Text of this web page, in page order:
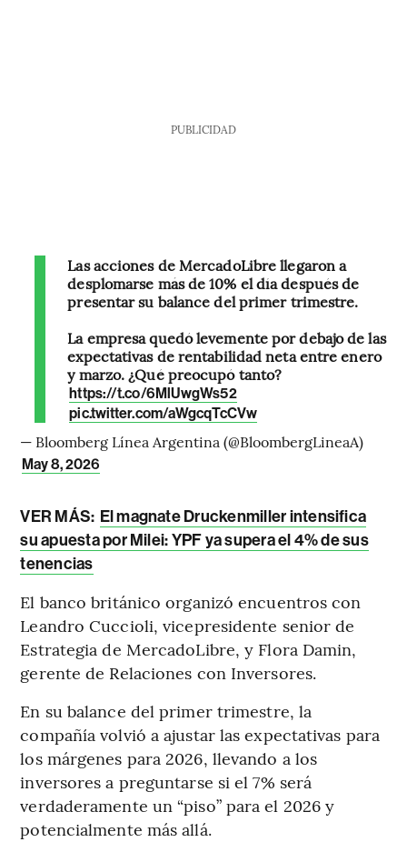
PUBLICIDAD
Las acciones de MercadoLibre llegaron a
desplomarse más de 10% el día después de
presentar su balance del primer trimestre.
La empresa quedó levemente por debajo de las
expectativas de rentabilidad neta entre enero
y marzo. ¿Qué preocupó tanto?
https://t.co/6MlUwgWs52
pic.twitter.com/aWgcqTcCVw
— Bloomberg Línea Argentina (@BloombergLineaA)
May 8, 2026
VER MÁS: El magnate Druckenmiller intensifica
su apuesta por Milei: YPF ya supera el 4% de sus
tenencias
El banco británico organizó encuentros con
Leandro Cuccioli, vicepresidente senior de
Estrategia de MercadoLibre, y Flora Damin,
gerente de Relaciones con Inversores.
En su balance del primer trimestre, la
compañía volvió a ajustar las expectativas para
los márgenes para 2026, llevando a los
inversores a preguntarse si el 7% será
verdaderamente un “piso” para el 2026 y
potencialmente más allá.